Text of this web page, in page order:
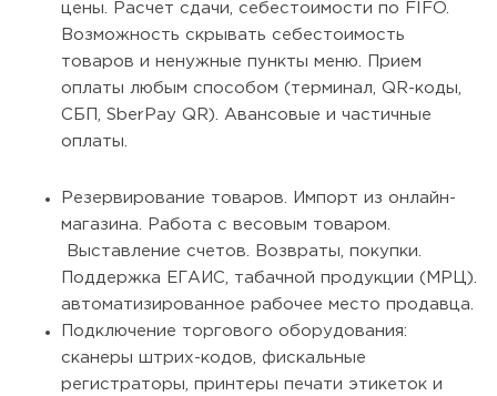
цены. Расчет сдачи, себестоимости по FIFO.
Возможность скрывать себестоимость
товаров и ненужные пункты меню. Прием
оплаты любым способом (терминал, QR-коды,
СБП, SberPay QR). Авансовые и частичные
оплаты.
Резервирование товаров. Импорт из онлайн-
магазина. Работа с весовым товаром.
Выставление счетов. Возвраты, покупки.
Поддержка ЕГАИС, табачной продукции (МРЦ).
автоматизированное рабочее место продавца.
Подключение торгового оборудования:
сканеры штрих-кодов, фискальные
регистраторы, принтеры печати этикеток и